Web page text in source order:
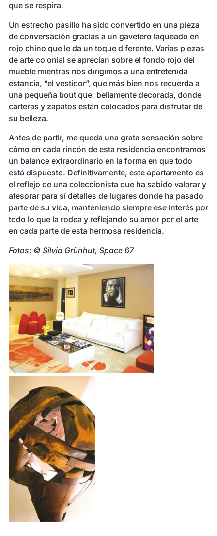
que se respira.
Un estrecho pasillo ha sido convertido en una pieza
de conversación gracias a un gavetero laqueado en
rojo chino que le da un toque diferente. Varias piezas
de arte colonial se aprecian sobre el fondo rojo del
mueble mientras nos dirigimos a una entretenida
estancia, “el vestidor”, que más bien nos recuerda a
una pequeña boutique, bellamente decorada, donde
carteras y zapatos están colocados para disfrutar de
su belleza.
Antes de partir, me queda una grata sensación sobre
cómo en cada rincón de esta residencia encontramos
un balance extraordinario en la forma en que todo
está dispuesto. Definitivamente, este apartamento es
el reflejo de una coleccionista que ha sabido valorar y
atesorar para sí detalles de lugares donde ha pasado
parte de su vida, manteniendo siempre ese interés por
todo lo que la rodea y reflejando su amor por el arte
en cada parte de esta hermosa residencia.
Fotos: © Silvia Grünhut, Space 67